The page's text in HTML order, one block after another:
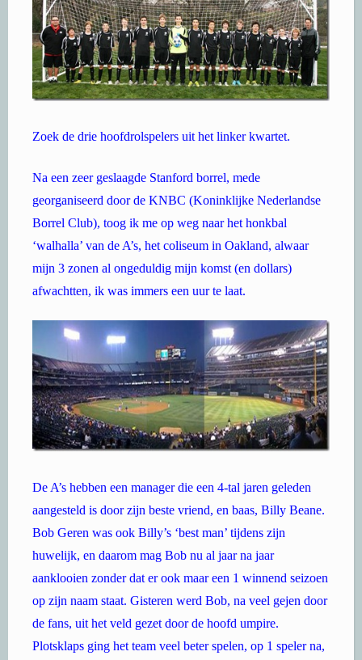
Zoek de drie hoofdrolspelers uit het linker kwartet.
Na een zeer geslaagde Stanford borrel, mede
georganiseerd door de KNBC (Koninklijke Nederlandse
Borrel Club), toog ik me op weg naar het honkbal
‘walhalla’ van de A’s, het coliseum in Oakland, alwaar
mijn 3 zonen al ongeduldig mijn komst (en dollars)
afwachtten, ik was immers een uur te laat.
De A’s hebben een manager die een 4-tal jaren geleden
aangesteld is door zijn beste vriend, en baas, Billy Beane.
Bob Geren was ook Billy’s ‘best man’ tijdens zijn
huwelijk, en daarom mag Bob nu al jaar na jaar
aanklooien zonder dat er ook maar een 1 winnend seizoen
op zijn naam staat. Gisteren werd Bob, na veel gejen door
de fans, uit het veld gezet door de hoofd umpire.
Plotsklaps ging het team veel beter spelen, op 1 speler na,